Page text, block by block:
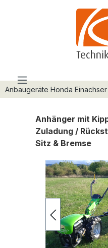
Anbaugeräte Honda Einachser
Anhänger mit
Zuladung /
Sitz & Bremse
Bildergalerie